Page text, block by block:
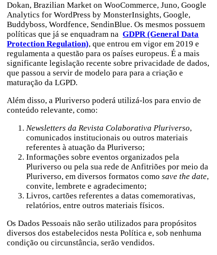
Dokan, Brazilian Market on WooCommerce, Juno, Google
Analytics for WordPress by MonsterInsights, Google,
Buddyboss, Wordfence, SendinBlue. Os mesmos possuem
políticas que já se enquadram naGDPR (General Data
Protection Regulation), que entrou em vigor em 2019 e
regulamenta a questão para os países europeus. É a mais
significante legislação recente sobre privacidade de dados,
que passou a servir de modelo para para a criação e
maturação da LGPD.
Além disso, a Pluriverso poderá utilizá-los para envio de
conteúdo relevante, como:
Newsletters da Revista Colaborativa Pluriverso,
comunicados institucionais ou outros materiais
referentes à atuação da Pluriverso;
Informações sobre eventos organizados pela
Pluriverso ou pela sua rede de Anfitriões por meio da
Pluriverso, em diversos formatos comosave the date,
convite, lembrete e agradecimento;
Livros, cartões referentes a datas comemorativas,
relatórios, entre outros materiais físicos.
Os Dados Pessoais não serão utilizados para propósitos
diversos dos estabelecidos nesta Política e, sob nenhuma
condição ou circunstância, serão vendidos.